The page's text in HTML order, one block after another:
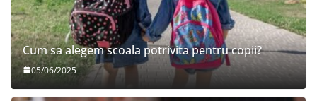
Cum sa alegem scoala potrivita pentru copii?
05/06/2025